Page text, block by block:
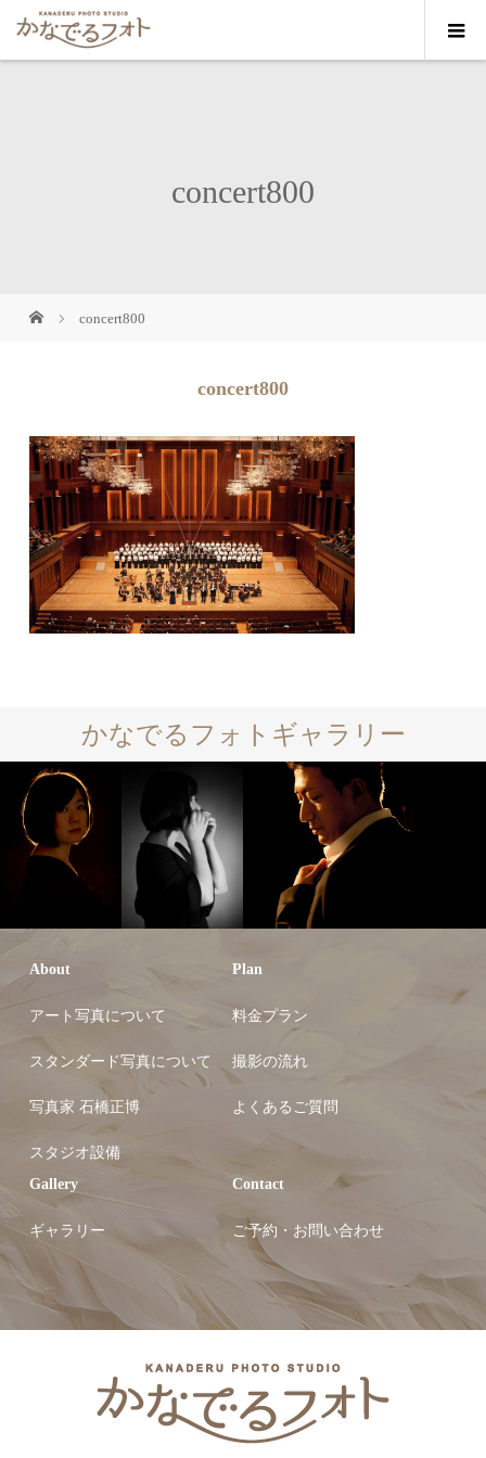
concert800
concert800
concert800
かなでるフォトギャラリー
About
アート写真について
スタンダード写真について
写真家 石橋正博
スタジオ設備
Plan
料金プラン
撮影の流れ
よくあるご質問
Gallery
ギャラリー
Contact
ご予約・お問い合わせ